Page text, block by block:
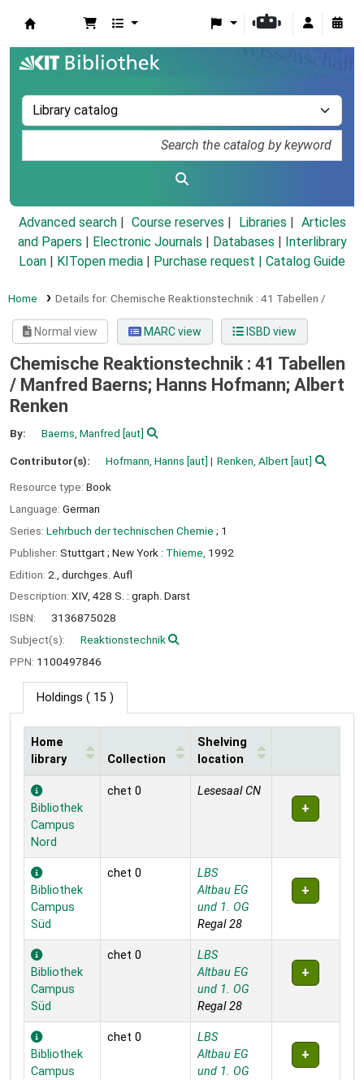
Advanced search Course reserves Libraries
Articles
and Papers
Electronic Journals Databases
Interlibrary
Loan
KITopen media Purchase request | Catalog Guide
Home Details for: Chemische Reaktionstechnik : 41 Tabellen /
Normal view MARC view ISBD view
Chemische Reaktionstechnik : 41 Tabellen
/ Manfred Baerns; Hanns Hofmann; Albert
Renken
By: Baerns, Manfred [aut]
Contributor(s): Hofmann, Hanns [aut] Renken, Albert[aut]
Resource type: Book
Language: German
Series: Lehrbuch der technischen Chemie ; 1
Publisher: Stuttgart ; New York : Thieme, 1992
Edition: 2., durchges. Aufl
Description: XIV, 428 S. : graph. Darst
ISBN:
3136875028
Subject(s):
Reaktionstechnik
PPN: 1100497846
Holdings ( 15 )
Holdings
Home
library
Collection
Shelving
location
Bibliothek
Campus
Nord
chet 0 Lesesaal CN
Bibliothek
Campus
Süd
chet 0
LBS
Altbau EG
und 1. OG
Regal 28
Bibliothek
Campus
Süd
chet 0
LBS
Altbau EG
und 1. OG
Regal 28
Bibliothek
Campus
chet 0
LBS
Altbau EG
und 1. OG